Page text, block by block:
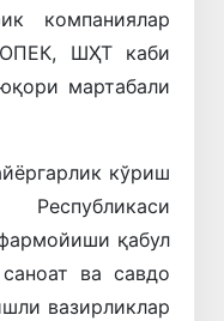
компаниялар
ШҲТ каби
мартабали
кўриш
Республикаси
қабул
ва савдо
вазирликлар